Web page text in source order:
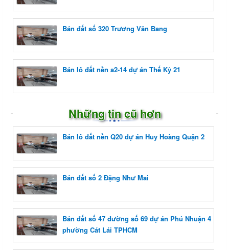
Bán đất số 320 Trương Văn Bang
Bán lô đất nền a2-14 dự án Thế Kỷ 21
Những tin cũ hơn
Bán lô đất nền Q20 dự án Huy Hoàng Quận 2
Bán đất số 2 Đặng Như Mai
Bán đất số 47 đường số 69 dự án Phú Nhuận 4
phường Cát Lái TPHCM